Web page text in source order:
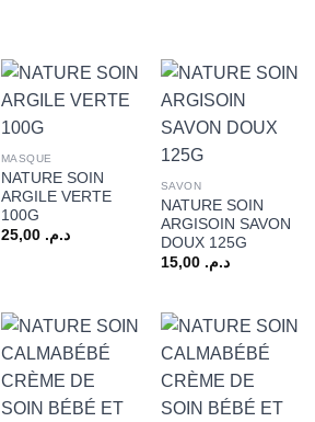
MASQUE
NATURE SOIN
ARGILE VERTE
100G
د.م. 25,00
SAVON
NATURE SOIN
ARGISOIN SAVON
DOUX 125G
د.م. 15,00